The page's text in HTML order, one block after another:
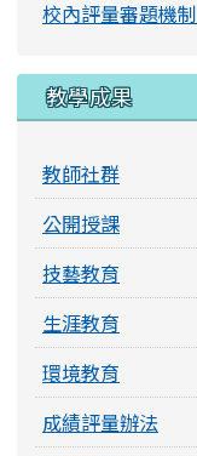
校內評量審題機制
教學成果
教師社群
公開授課
技藝教育
生涯教育
環境教育
成績評量辦法